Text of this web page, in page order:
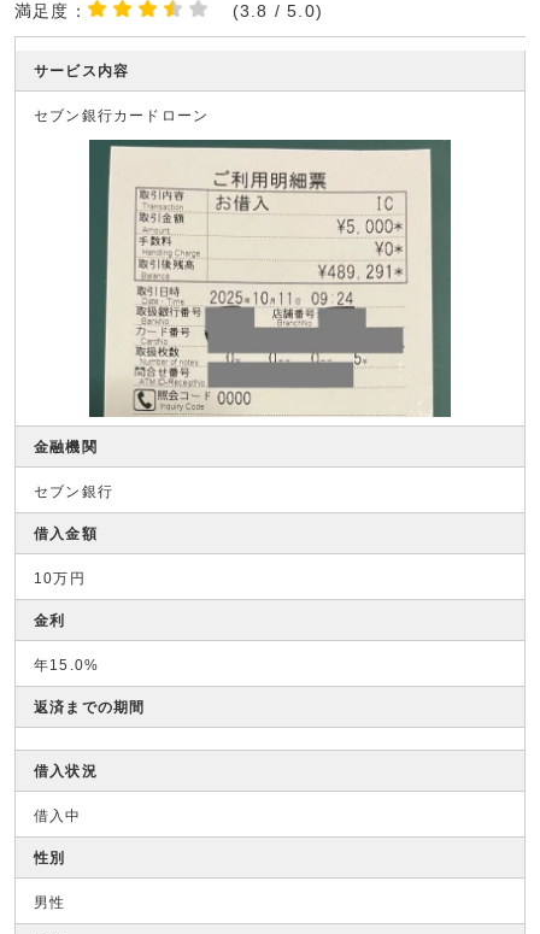
満足度： (3.8 / 5.0)
サービス内容
セブン銀行カードローン
金融機関
セブン銀行
借入金額
10万円
金利
年15.0%
返済までの期間
借入状況
借入中
性別
男性